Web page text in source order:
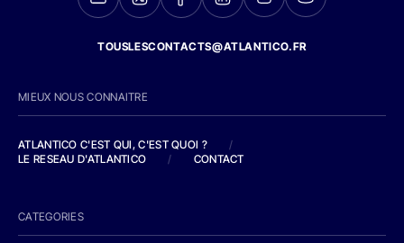
TOUSLESCONTACTS@ATLANTICO.FR
MIEUX NOUS CONNAITRE
ATLANTICO C'EST QUI, C'EST QUOI ?
/
LE RESEAU D'ATLANTICO
/ CONTACT
CATEGORIES